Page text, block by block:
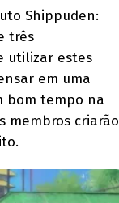
Shippuden:
três
utilizar estes
em uma
bom tempo na
membros criarão